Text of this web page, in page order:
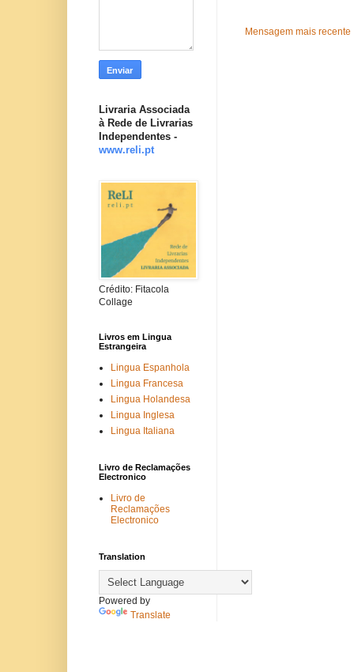
Mensagem mais recente
Livraria Associada
à Rede de Livrarias
Independentes -
www.reli.pt
Crédito: Fitacola
Collage
Livros em Lingua
Estrangeira
Lingua Espanhola
Lingua Francesa
Lingua Holandesa
Lingua Inglesa
Lingua Italiana
Livro de Reclamações
Electronico
Livro de
Reclamações
Electronico
Translation
Powered by
Translate